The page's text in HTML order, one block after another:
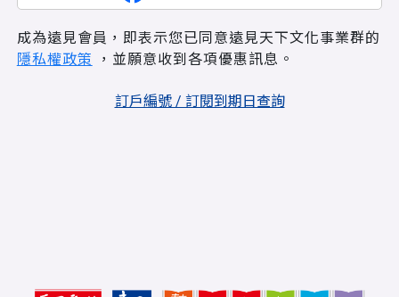
成為遠見會員，即表示您已同意遠見天下文化事業群的
隱私權政策 ，並願意收到各項優惠訊息。
訂戶編號 / 訂閱到期日查詢